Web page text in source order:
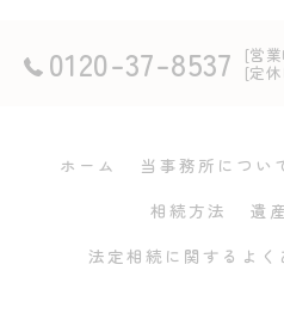
0120-37-8537 [営
[定
ホーム 当事務所につい
相続方法
遺
法定相続に関するよく